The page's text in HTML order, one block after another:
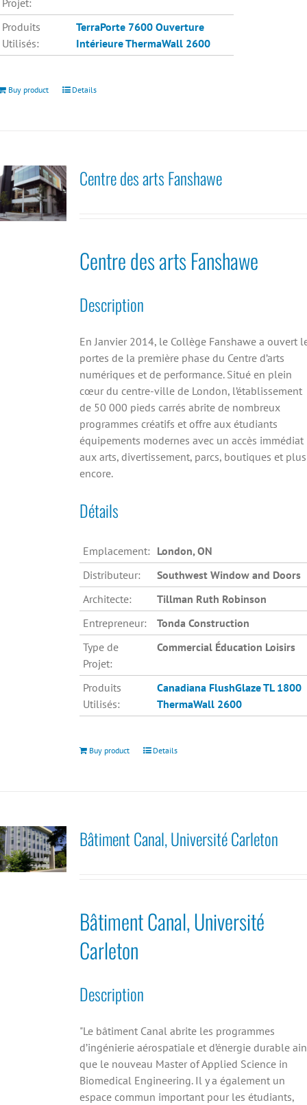
Projet:
Produits
Utilisés:
TerraPorte 7600 Ouverture
IntérieureThermaWall 2600
Buy product Details
Centre des arts Fanshawe
Centre des arts Fanshawe
Description
En Janvier 2014, le Collège Fanshawe a ouvert
portes de la première phase du Centre d’arts
numériques et de performance. Situé en plein
cœur du centre-ville de London, l’établissement
de 50 000 pieds carrés abrite de nombreux
programmes créatifs et offre aux étudiants
équipements modernes avec un accès immédiat
aux arts, divertissement, parcs, boutiques et plus
encore.
Détails
Emplacement: London, ON
Distributeur:
Southwest Window and Doors
Architecte:
Tillman Ruth Robinson
Entrepreneur:
Tonda Construction
Type de
Projet:
Commercial Éducation Loisirs
Produits
Utilisés:
Canadiana FlushGlaze TL 1800
ThermaWall 2600
Buy product Details
Bâtiment Canal, Université Carleton
Bâtiment Canal, Université
Carleton
Description
"Le bâtiment Canal abrite les programmes
d’ingénierie aérospatiale et d’énergie durable
que le nouveau Master of Applied Science in
Biomedical Engineering. Il y a également un
espace commun important pour les étudiants,